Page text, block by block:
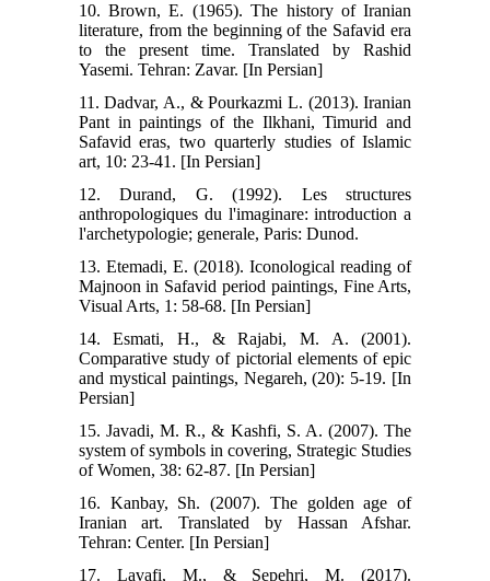
10. Brown, E. (1965). The history of Iranian
literature, from the beginning of the Safavid era
to the present time. Translated by Rashid
Yasemi. Tehran: Zavar. [In Persian]
11. Dadvar, A., & Pourkazmi L. (2013). Iranian
Pant in paintings of the Ilkhani, Timurid and
Safavid eras, two quarterly studies of Islamic
art, 10: 23-41. [In Persian]
12. Durand, G. (1992). Les structures
anthropologiques du l'imaginare: introduction a
l'archetypologie; generale, Paris: Dunod.
13. Etemadi, E. (2018). Iconological reading of
Majnoon in Safavid period paintings, Fine Arts,
Visual Arts, 1: 58-68. [In Persian]
14. Esmati, H., & Rajabi, M. A. (2001).
Comparative study of pictorial elements of epic
and mystical paintings, Negareh, (20): 5-19. [In
Persian]
15. Javadi, M. R., & Kashfi, S. A. (2007). The
system of symbols in covering, Strategic Studies
of Women, 38: 62-87. [In Persian]
16. Kanbay, Sh. (2007). The golden age of
Iranian art. Translated by Hassan Afshar.
Tehran: Center. [In Persian]
17. Lavafi, M., & Sepehri, M. (2017).